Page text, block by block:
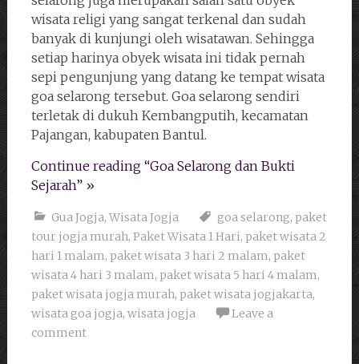
wisata religi yang sangat terkenal dan sudah
banyak di kunjungi oleh wisatawan. Sehingga
setiap harinya obyek wisata ini tidak pernah
sepi pengunjung yang datang ke tempat wisata
goa selarong tersebut. Goa selarong sendiri
terletak di dukuh Kembangputih, kecamatan
Pajangan, kabupaten Bantul.
Continue reading “Goa Selarong dan Bukti
Sejarah” »
Gua Jogja, Wisata Jogja goa selarong, paket
tour jogja murah, Paket Wisata 1 Hari, paket wisata 2
hari 1 malam, paket wisata 3 hari 2 malam, paket
wisata 4 hari 3 malam, paket wisata 5 hari 4 malam,
paket wisata jogja murah, paket wisata jogjakarta,
wisata goa jogja, wisata jogja
Leave a
comment